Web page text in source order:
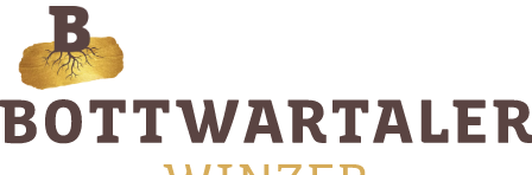
Inhalt
springen